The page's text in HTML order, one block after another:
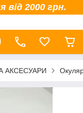
від 2000 грн.
АКСЕСУАРИ